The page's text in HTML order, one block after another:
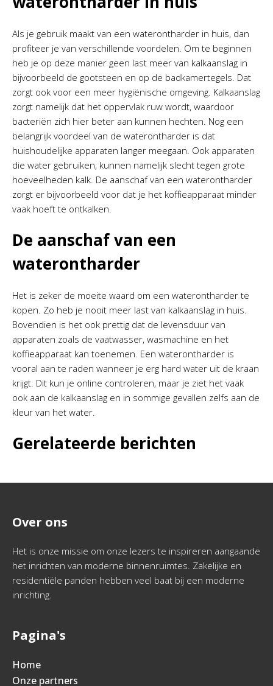
Als je gebruik maakt van een waterontharder in huis, dan
profiteer je van verschillende voordelen. Om te beginnen
heb je op deze manier geen last meer van kalkaanslag in
bijvoorbeeld de gootsteen en op de badkamertegels. Dat
zorgt ook voor een meer hygiënische omgeving. Kalkaanslag
zorgt namelijk dat het oppervlak ruw wordt, waardoor
bacteriën zich hier beter aan kunnen hechten. Nog een
belangrijk voordeel van de waterontharder is dat
huishoudelijke apparaten langer meegaan. Ook apparaten
die water gebruiken, kunnen namelijk slecht tegen grote
hoeveelheden kalk. De aanschaf van een waterontharder
zorgt er bijvoorbeeld voor dat je het koffieapparaat minder
vaak hoeft te ontkalken.
De aanschaf van een
waterontharder
Het is zeker de moeite waard om een waterontharder te
kopen. Zo heb je nooit meer last van kalkaanslag in huis.
Bovendien is het ook prettig dat de levensduur van
apparaten zoals de vaatwasser, wasmachine en het
koffieapparaat kan toenemen. Een waterontharder is
vooral aan te raden wanneer je erg hard water uit de kraan
krijgt. Dit kun je online controleren, maar je ziet het vaak
ook aan de kalkaanslag en in sommige gevallen zelfs aan de
kleur van het water.
Gerelateerde berichten
Over ons
Het is onze missie om onze lezers te inspireren aangaande
het inrichten van moderne binnenruimtes. Zakelijke en
residentiële panden hebben veel baat bij een moderne
inrichting.
Pagina's
Home
Onze partners